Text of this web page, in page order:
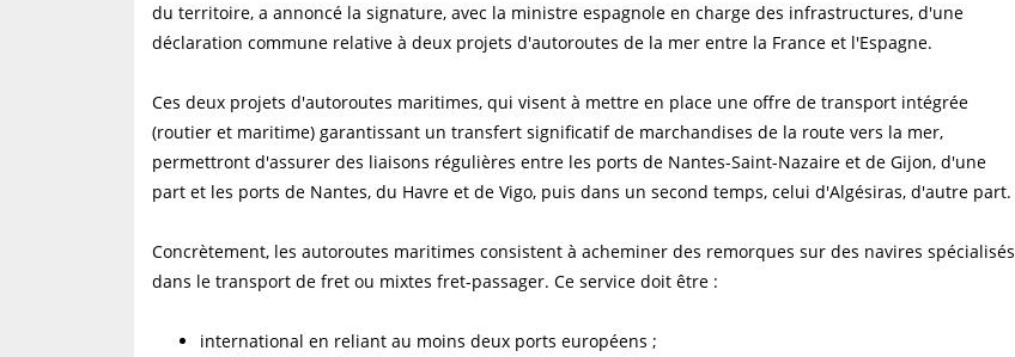
du territoire, a annoncé la signature, avec la ministre espagnole en charge des infrastructures, d'une
déclaration commune relative à deux projets d'autoroutes de la mer entre la France et l'Espagne.
Ces deux projets d'autoroutes maritimes, qui visent à mettre en place une offre de transport intégrée
(routier et maritime) garantissant un transfert significatif de marchandises de la route vers la mer,
permettront d'assurer des liaisons régulières entre les ports de Nantes-Saint-Nazaire et de Gijon, d'une
part et les ports de Nantes, du Havre et de Vigo, puis dans un second temps, celui d'Algésiras, d'autre part.
Concrètement, les autoroutes maritimes consistent à acheminer des remorques sur des navires spécialisés
dans le transport de fret ou mixtes fret-passager. Ce service doit être :
international en reliant au moins deux ports européens ;